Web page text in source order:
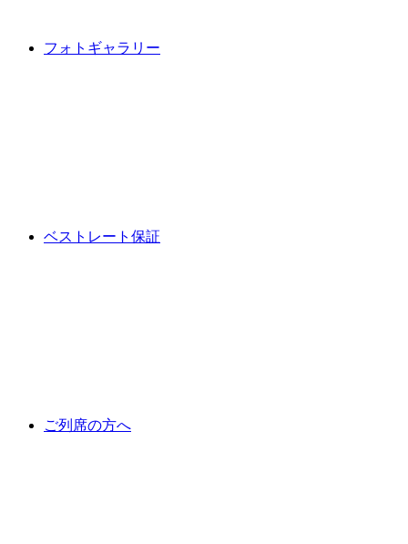
フォトギャラリー
ベストレート保証
ご列席の方へ